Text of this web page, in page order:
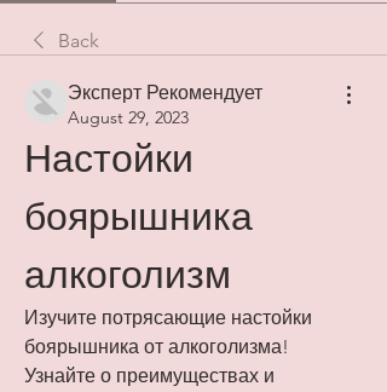
Back
Эксперт Рекомендует
August 29, 2023
Настойки
боярышника
алкоголизм
Изучите потрясающие настойки
боярышника от алкоголизма!
Узнайте о преимуществах и